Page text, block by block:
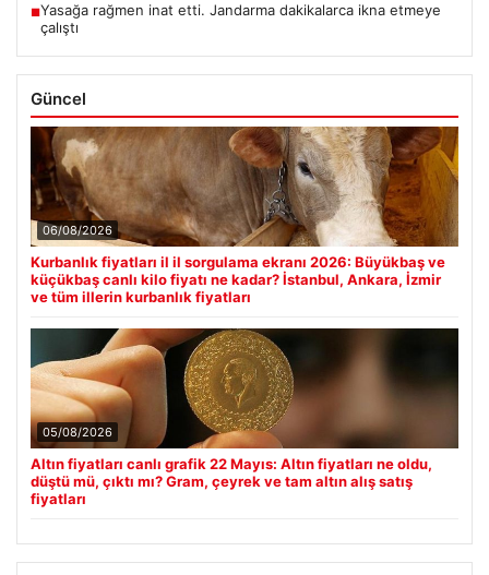
■Yasağa rağmen inat etti. Jandarma dakikalarca ikna etmeye
çalıştı
Güncel
06/08/2026
Kurbanlık fiyatları il il sorgulama ekranı 2026: Büyükbaş ve
küçükbaş canlı kilo fiyatı ne kadar? İstanbul, Ankara, İzmir
ve tüm illerin kurbanlık fiyatları
05/08/2026
Altın fiyatları canlı grafik 22 Mayıs: Altın fiyatları ne oldu,
düştü mü, çıktı mı? Gram, çeyrek ve tam altın alış satış
fiyatları